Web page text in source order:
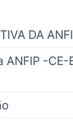
DA
ANFIP -